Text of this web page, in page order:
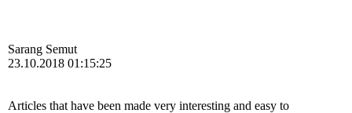
Sarang Semut
23.10.2018 01:15:25
Articles that have been made very interesting and easy to